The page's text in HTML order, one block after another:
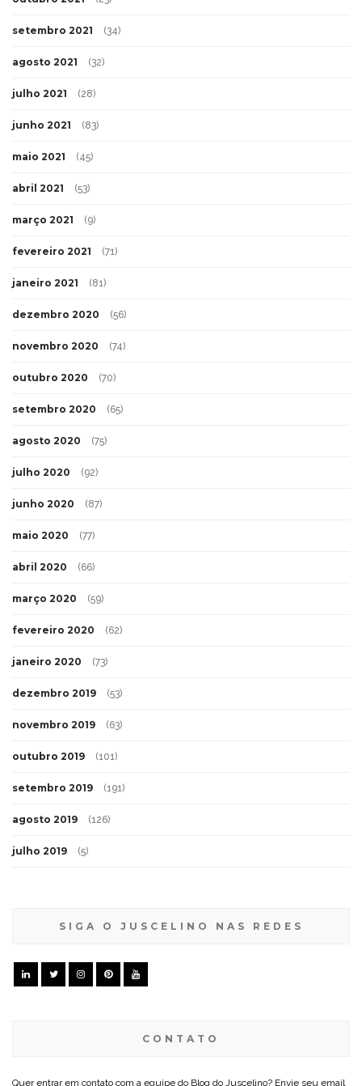
setembro 2021 (34)
agosto 2021 (32)
julho 2021 (28)
junho 2021 (83)
maio 2021 (45)
abril 2021 (53)
março 2021 (9)
fevereiro 2021 (71)
janeiro 2021 (81)
dezembro 2020 (56)
novembro 2020 (74)
outubro 2020 (70)
setembro 2020 (65)
agosto 2020 (75)
julho 2020 (92)
junho 2020 (87)
maio 2020 (77)
abril 2020 (66)
março 2020 (59)
fevereiro 2020 (62)
janeiro 2020 (73)
dezembro 2019 (53)
novembro 2019 (63)
outubro 2019 (101)
setembro 2019 (191)
agosto 2019 (126)
julho 2019 (5)
SIGA O JUSCELINO NAS REDES
CONTATO
Quer entrar em contato com a equipe do Blog do Juscelino? Envie seu email